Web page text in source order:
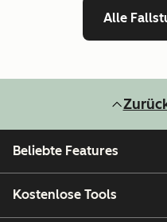
Alle
Beliebte Features
Kostenlose Tools